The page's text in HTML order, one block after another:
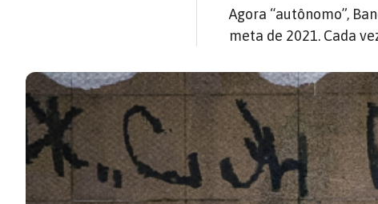
Agora “autônomo”,
meta de 2021. Cada